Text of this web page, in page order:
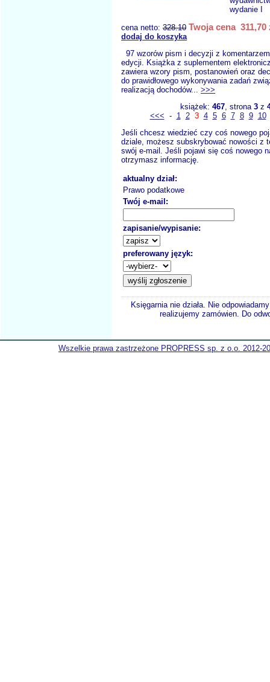
wydanie I
cena netto: 328.10 Twoja cena 311,70
dodaj do koszyka
97 wzorów pism i decyzji z
edycji. Książka z suplementem
zawiera wzory pism, postanowień oraz
do prawidłowego wykonywania zadań
realizacją dochodów... >>>
książek: 467, strona 3z
<<< - 1 2 3 4 5 6 7 8 9
10
Jeśli chcesz wiedzieć czy coś nowego
dziale, możesz subskrybować nowości z
swój e-mail. Jeśli pojawi się coś nowego
otrzymasz informację.
aktualny dział:
Prawo podatkowe
Twój e-mail:
zapisanie/wypisanie:
preferowany język:
Księgarnia nie działa. Nie
realizujemy zamówien. Do
Wszelkie prawa zastrzeżone PROPRESS sp. z o.o. 2012-